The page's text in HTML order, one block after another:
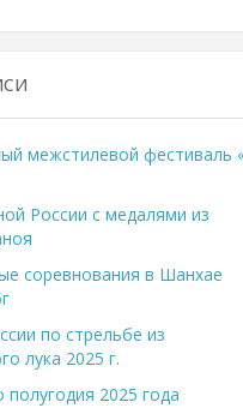
межстилевой фестиваль
России с медалями из
соревнования в Шанхае
по стрельбе из
лука 2025 г.
полугодия 2025 года